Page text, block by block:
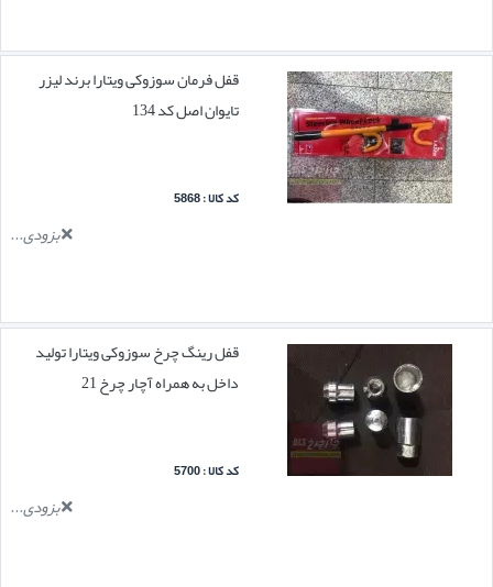
قفل فرمان سوزوکی ویتارا برند لیزر
تایوان اصل کد 134
کد کالا : 5868
بزودی...
قفل رینگ چرخ سوزوکی ویتارا تولید
داخل به همراه آچار چرخ 21
کد کالا : 5700
بزودی...